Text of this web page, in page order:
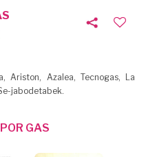
Ariston, Azalea, Tecnogas, La
jabodetabek.
GAS